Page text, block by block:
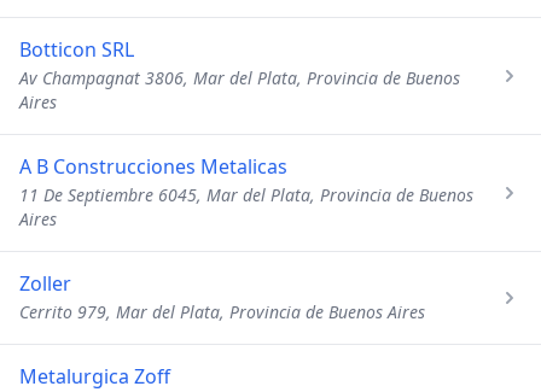
Botticon SRL
Av Champagnat 3806, Mar del Plata, Provincia de Buenos
Aires
A B Construcciones Metalicas
11 De Septiembre 6045, Mar del Plata, Provincia de Buenos
Aires
Zoller
Cerrito 979, Mar del Plata, Provincia de Buenos Aires
Metalurgica Zoff